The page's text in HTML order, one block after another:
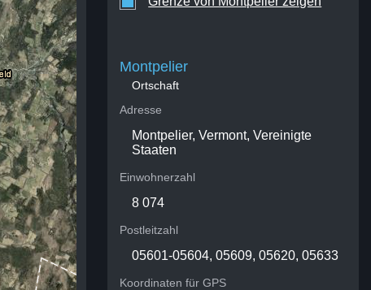
Montpelier
Ortschaft
Adresse
Montpelier, Vermont, Vereinigte
Staaten
Einwohnerzahl
8 074
Postleitzahl
05601-05604, 05609, 05620, 05633
Koordinaten für GPS